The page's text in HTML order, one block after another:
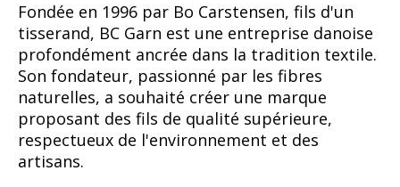
Fondée en 1996 par Bo Carstensen, fils d'un
tisserand, BC Garn est une entreprise danoise
profondément ancrée dans la tradition textile.
Son fondateur, passionné par les fibres
naturelles, a souhaité créer une marque
proposant des fils de qualité supérieure,
respectueux de l'environnement et des
artisans.